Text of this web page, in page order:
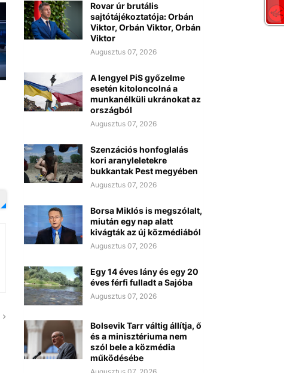
Rovar úr brutális
sajtótájékoztatója: Orbán
Viktor, Orbán Viktor, Orbán
Viktor
Augusztus 07, 2026
A lengyel PiS győzelme
esetén kitoloncolná a
munkanélküli ukránokat az
országból
Augusztus 07, 2026
Szenzációs honfoglalás
kori aranyleletekre
bukkantak Pest megyében
Augusztus 07, 2026
Borsa Miklós is megszólalt,
miután egy nap alatt
kivágták az új közmédiából
Augusztus 07, 2026
Egy 14 éves lány és egy 20
éves férfi fulladt a Sajóba
Augusztus 07, 2026
Bolsevik Tarr váltig állítja, ő
és a minisztériuma nem
szól bele a közmédia
működésébe